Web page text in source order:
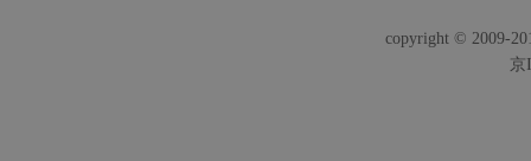
copyright © 2009-
京